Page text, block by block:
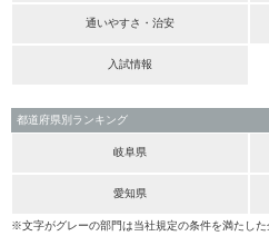
通いやすさ・治安
入試情報
都道府県別ランキング
岐阜県
愛知県
※文字がグレーの部門は当社規定の条件を満たした